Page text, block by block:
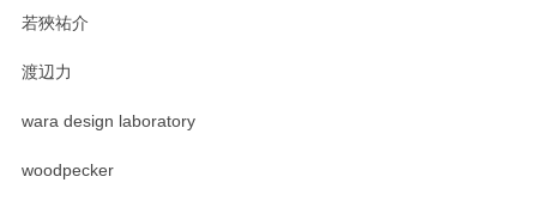
若狹祐介
渡辺力
wara design laboratory
woodpecker